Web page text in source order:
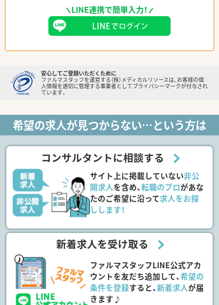
LINE連携で簡単入力！
安心してご登録いただくために
ファルマスタッフを運営する（株）メディカルリソースは、お客様の個
人情報を適切に管理する事業者としてプライバシーマークが付与され
ています。
希望の求人が見つからない…という方は
コンサルタントに相談する
サイト上に掲載していない非公
開求人を含め、転職のプロがあな
たのご希望に沿って求人をお探
しします！
新着求人を受け取る
ファルマスタッフLINE公式アカ
ウントを友だち追加して、希望の
条件を登録すると、新着求人が届
きます♪